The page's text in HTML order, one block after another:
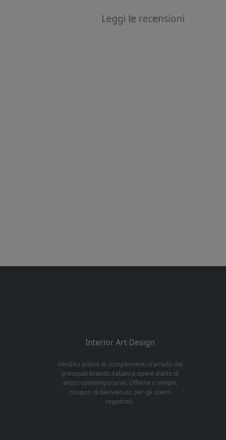
Leggi le recensioni
Interior Art Design
Vendita online di complementi d'arredo dei
principali brands italiani e opere d'arte di
artisti contemporanei. Offerte a tempo,
coupon di benvenuto per gli utenti
registrati.